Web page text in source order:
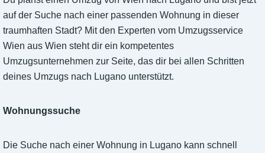
auf der Suche nach einer passenden Wohnung in dieser
traumhaften Stadt? Mit den Experten vom Umzugsservice
Wien aus Wien steht dir ein kompetentes
Umzugsunternehmen zur Seite, das dir bei allen Schritten
deines Umzugs nach Lugano unterstützt.
Wohnungssuche
Die Suche nach einer Wohnung in Lugano kann schnell